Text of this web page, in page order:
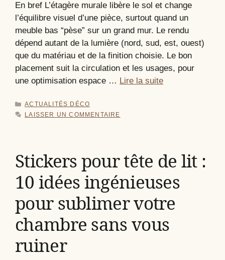
En bref L’étagère murale libère le sol et change
l’équilibre visuel d’une pièce, surtout quand un
meuble bas “pèse” sur un grand mur. Le rendu
dépend autant de la lumière (nord, sud, est, ouest)
que du matériau et de la finition choisie. Le bon
placement suit la circulation et les usages, pour
une optimisation espace … Lire la suite
CATÉGORIES
ACTUALITÉS DÉCO
LAISSER UN COMMENTAIRE
Stickers pour tête de lit :
10 idées ingénieuses
pour sublimer votre
chambre sans vous
ruiner